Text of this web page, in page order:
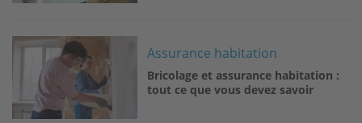
Image
Assurance habitation
Bricolage et assurance habitation :
tout ce que vous devez savoir